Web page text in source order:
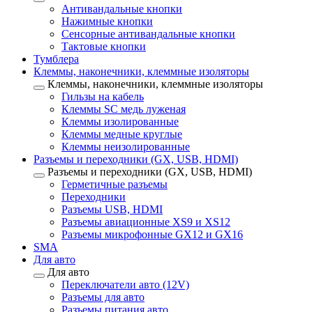
Антивандальные кнопки
Нажимные кнопки
Сенсорные антивандальные кнопки
Тактовые кнопки
Тумблера
Клеммы, наконечники, клеммные изоляторы
Клеммы, наконечники, клеммные изоляторы
Гильзы на кабель
Клеммы SC медь луженая
Клеммы изолированные
Клеммы медные круглые
Клеммы неизолированные
Разъемы и переходники (GX, USB, HDMI)
Разъемы и переходники (GX, USB, HDMI)
Герметичные разъемы
Переходники
Разъемы USB, HDMI
Разъемы авиационные XS9 и XS12
Разъемы микрофонные GX12 и GX16
SMA
Для авто
Для авто
Переключатели авто (12V)
Разъемы для авто
Разъемы питания авто